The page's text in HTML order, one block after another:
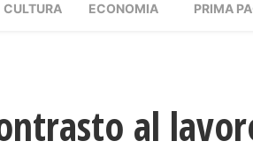
CULTURA ECONOMIA PRIMA
al